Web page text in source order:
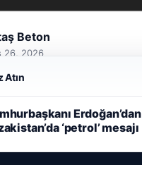
Beton
26, 2026
Atın
Erdoğan’dan
‘petrol’ mesajı